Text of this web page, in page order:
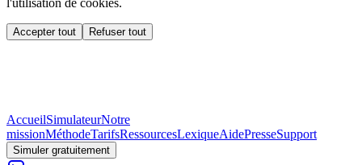
Accepter tout Refuser tout
AccueilSimulateurNotre
missionMéthodeTarifsRessourcesLexiqueAidePresseSupport
Simuler gratuitement